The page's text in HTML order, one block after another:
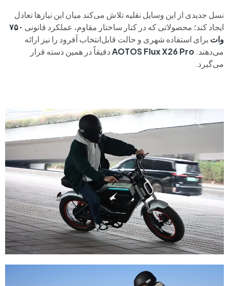
نسل جدیدی از این وسایل نقلیه تلاش می‌کند میان این نیازها تعادل
ایجاد کند؛ محصولاتی که در کنار ساختار مقاوم، عملکرد قانونی ۷۵۰
وات برای استفاده شهری و حالت قابل‌انتخاب آفرود را نیز ارائه
می‌دهند. AOTOS Flux X26 Proدقیقاً در همین دسته قرار
می‌گیرد.